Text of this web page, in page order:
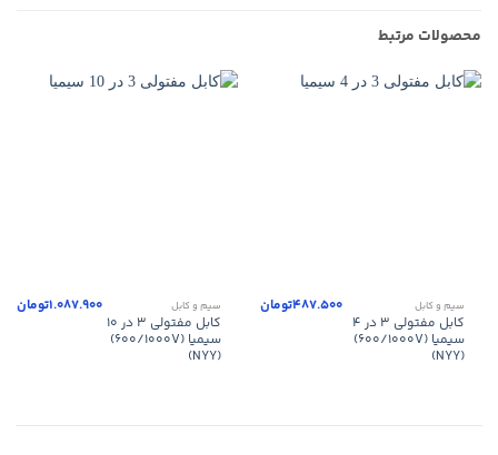
محصولات مرتبط
سیم و کابل
کابل مفتولی ۳ در ۴
سیمیا (۶۰۰/۱۰۰۰V)
(NYY)
487.500تومان سیم و کابل
کابل مفتولی ۳ در ۱۰
سیمیا (۶۰۰/۱۰۰۰V)
(NYY)
1.087.900تومان